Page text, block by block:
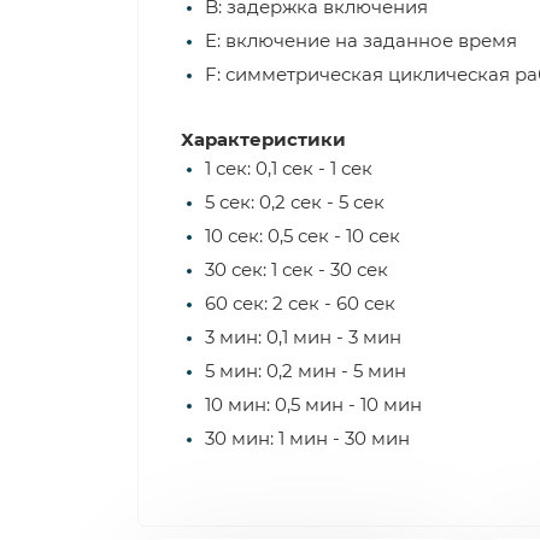
B: задержка включения
E: включение на заданное время
F: симметрическая циклическая
Характеристики
1 сек: 0,1 сек - 1 сек
5 сек: 0,2 сек - 5 сек
10 сек: 0,5 сек - 10 сек
30 сек: 1 сек - 30 сек
60 сек: 2 сек - 60 сек
3 мин: 0,1 мин - 3 мин
5 мин: 0,2 мин - 5 мин
10 мин: 0,5 мин - 10 мин
30 мин: 1 мин - 30 мин